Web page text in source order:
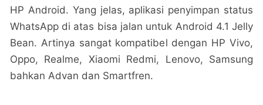
HP Android. Yang jelas, aplikasi penyimpan status
WhatsApp di atas bisa jalan untuk Android 4.1 Jelly
Bean. Artinya sangat kompatibel dengan HP Vivo,
Oppo, Realme, Xiaomi Redmi, Lenovo, Samsung
bahkan Advan dan Smartfren.